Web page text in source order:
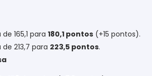
165,1 para 180,1 pontos (+15 pontos).
de 213,7 para 223,5 pontos.